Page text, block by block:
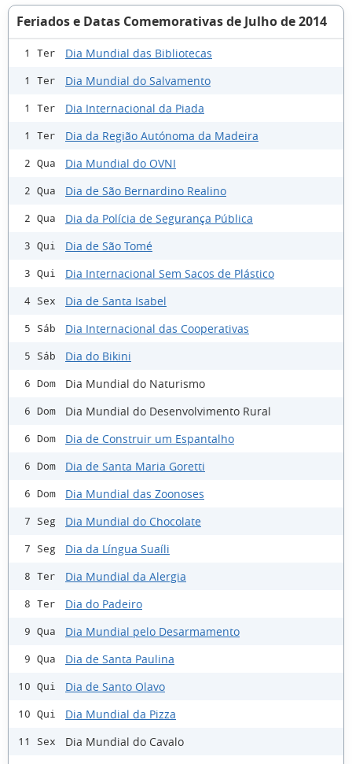
Feriados e Datas Comemorativas de Julho de 2014
1 Ter Dia Mundial das Bibliotecas
1 Ter Dia Mundial do Salvamento
1 Ter Dia Internacional da Piada
1 Ter Dia da Região Autónoma da Madeira
2 Qua Dia Mundial do OVNI
2 Qua Dia de São Bernardino Realino
2 Qua Dia da Polícia de Segurança Pública
3 Qui Dia de São Tomé
3 Qui Dia Internacional Sem Sacos de Plástico
4 Sex Dia de Santa Isabel
5 Sáb Dia Internacional das Cooperativas
5 Sáb Dia do Bikini
6 Dom Dia Mundial do Naturismo
6 Dom Dia Mundial do Desenvolvimento Rural
6 Dom Dia de Construir um Espantalho
6 Dom Dia de Santa Maria Goretti
6 Dom Dia Mundial das Zoonoses
7 Seg Dia Mundial do Chocolate
7 Seg Dia da Língua Suaíli
8 Ter Dia Mundial da Alergia
8 Ter Dia do Padeiro
9 Qua Dia Mundial pelo Desarmamento
9 Qua Dia de Santa Paulina
10 Qui Dia de Santo Olavo
10 Qui Dia Mundial da Pizza
11 Sex Dia Mundial do Cavalo